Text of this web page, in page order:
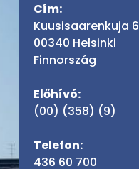
Cím:
Kuusisaarenkuja 6
00340 Helsinki
Finnország
Előhívó:
(00) (358) (9)
Telefon:
436 60 700